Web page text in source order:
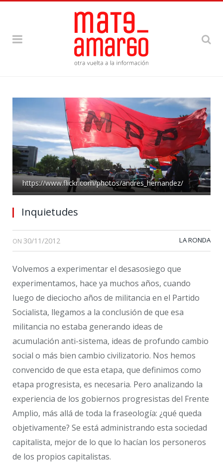
https://www.flickr.com/photos/andres_hernandez/
Inquietudes
ON 30/11/2012 LA RONDA
Volvemos a experimentar el desasosiego que
experimentamos, hace ya muchos años, cuando
luego de dieciocho años de militancia en el Partido
Socialista, llegamos a la conclusión de que esa
militancia no estaba generando ideas de
acumulación anti-sistema, ideas de profundo cambio
social o más bien cambio civilizatorio. Nos hemos
convencido de que esta etapa, que definimos como
etapa progresista, es necesaria. Pero analizando la
experiencia de los gobiernos progresistas del Frente
Amplio, más allá de toda la fraseología: ¿qué queda
objetivamente? Se está administrando esta sociedad
capitalista, mejor de lo que lo hacían los personeros
de los propios capitalistas.